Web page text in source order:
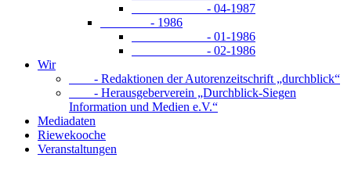
- 04-1987
- 1986
- 01-1986
- 02-1986
Wir
- Redaktionen der Autorenzeitschrift „durchblick“
- Herausgeberverein „Durchblick-Siegen
Information und Medien e.V.“
Mediadaten
Riewekooche
Veranstaltungen